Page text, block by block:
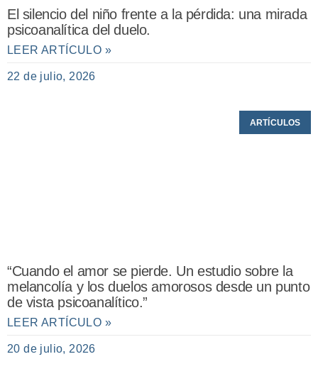
El silencio del niño frente a la pérdida: una mirada
psicoanalítica del duelo.
LEER ARTÍCULO »
22 de julio, 2026
ARTÍCULOS
“Cuando el amor se pierde. Un estudio sobre la
melancolía y los duelos amorosos desde un punto
de vista psicoanalítico.”
LEER ARTÍCULO »
20 de julio, 2026